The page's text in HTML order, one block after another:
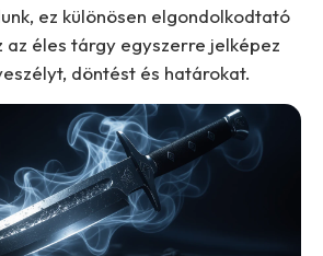
ez különösen elgondolkodtató
az éles tárgy egyszerre jelképez
döntést és határokat.